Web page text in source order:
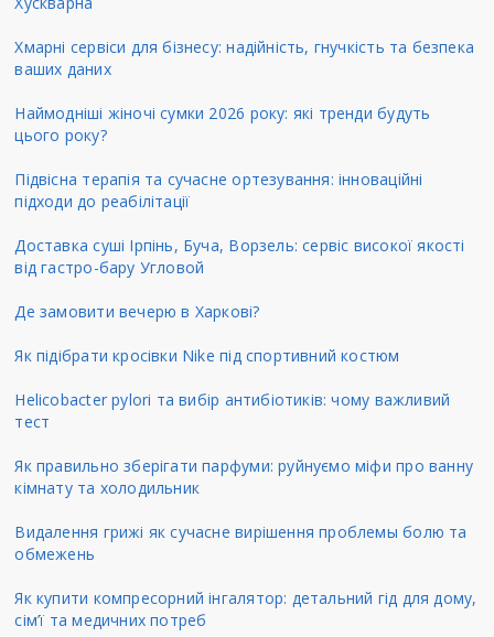
Хмарні сервіси для бізнесу: надійність, гнучкість та безпека
ваших даних
Наймодніші жіночі сумки 2026 року: які тренди будуть
цього року?
Підвісна терапія та сучасне ортезування: інноваційні
підходи до реабілітації
Доставка суші Ірпінь, Буча, Ворзель: сервіс високої якості
від гастро-бару Угловой
Де замовити вечерю в Харкові?
Як підібрати кросівки Nike під спортивний костюм
Helicobacter pylori та вибір антибіотиків: чому важливий
тест
Як правильно зберігати парфуми: руйнуємо міфи про ванну
кімнату та холодильник
Видалення грижі як сучасне вирішення проблемы болю та
обмежень
Як купити компресорний інгалятор: детальний гід для дому,
сім’ї та медичних потреб